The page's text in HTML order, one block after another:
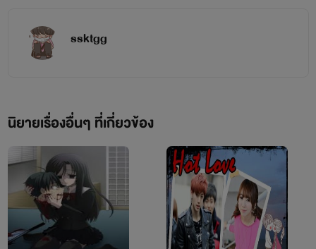
ssktgg
นิยายเรื่องอื่นๆ ที่เกี่ยวข้อง